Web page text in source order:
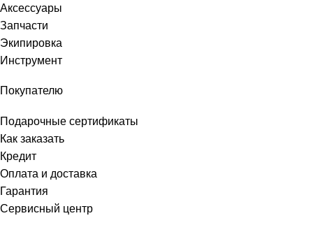
Аксессуары
Запчасти
Экипировка
Инструмент
Покупателю
Подарочные сертификаты
Как заказать
Кредит
Оплата и доставка
Гарантия
Сервисный центр